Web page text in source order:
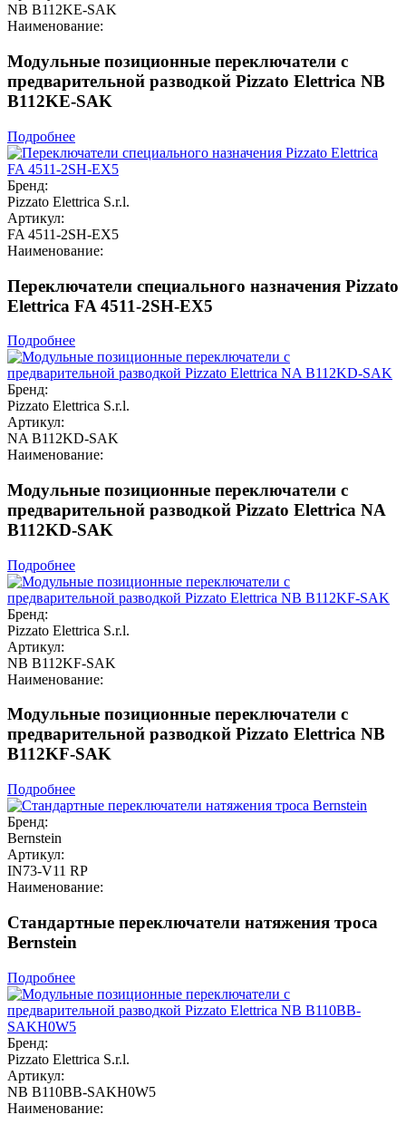
NB B112KE-SAK
Наименование:
Модульные позиционные переключатели с
предварительной разводкой Pizzato Elettrica NB
B112KE-SAK
Подробнее
Бренд:
Pizzato Elettrica S.r.l.
Артикул:
FA 4511-2SH-EX5
Наименование:
Переключатели специального назначения Pizzato
Elettrica FA 4511-2SH-EX5
Подробнее
Бренд:
Pizzato Elettrica S.r.l.
Артикул:
NA B112KD-SAK
Наименование:
Модульные позиционные переключатели с
предварительной разводкой Pizzato Elettrica NA
B112KD-SAK
Подробнее
Бренд:
Pizzato Elettrica S.r.l.
Артикул:
NB B112KF-SAK
Наименование:
Модульные позиционные переключатели с
предварительной разводкой Pizzato Elettrica NB
B112KF-SAK
Подробнее
Бренд:
Bernstein
Артикул:
IN73-V11 RP
Наименование:
Стандартные переключатели натяжения троса
Bernstein
Подробнее
Бренд:
Pizzato Elettrica S.r.l.
Артикул:
NB B110BB-SAKH0W5
Наименование: